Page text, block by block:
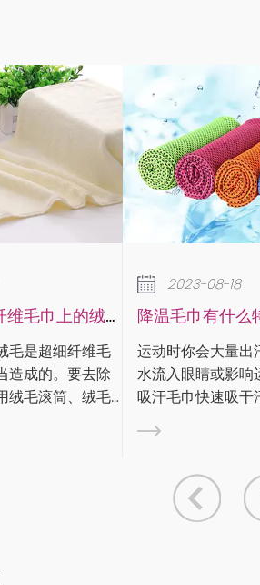
降温毛巾有什么特别之处？
运动时你会大量出汗。为了防止汗
水流入眼睛或影响运动，可以使用
吸汗毛巾快速吸干汗水。吸汗毛巾
在材质、尺寸和吸水性方面针对运
动进行了优化。在专业体育比赛